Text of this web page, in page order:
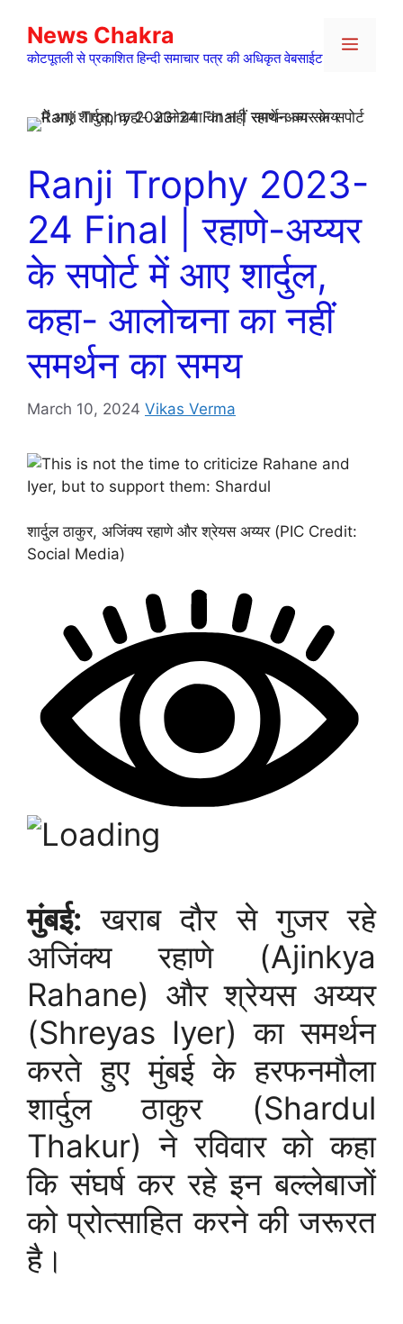
content
News Chakra
कोटपूतली से प्रकाशित हिन्दी समाचार पत्र की अधिकृत वेबसाईट
Menu
Ranji Trophy 2023-
24 Final | रहाणे-अय्यर
के सपोर्ट में आए शार्दुल,
कहा- आलोचना का नहीं
समर्थन का समय
March 10, 2024 Vikas Verma
शार्दुल ठाकुर, अजिंक्य रहाणे और श्रेयस अय्यर (PIC Credit:
Social Media)
मुंबई: खराब दौर से गुजर रहे
अजिंक्य रहाणे (Ajinkya
Rahane) और श्रेयस अय्यर
(Shreyas Iyer) का समर्थन
करते हुए मुंबई के हरफनमौला
शार्दुल ठाकुर (Shardul
Thakur) ने रविवार को कहा
कि संघर्ष कर रहे इन बल्लेबाजों
को प्रोत्साहित करने की जरूरत
है।